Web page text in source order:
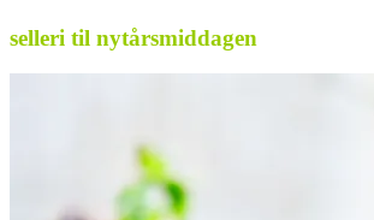
selleri til nytårsmiddagen